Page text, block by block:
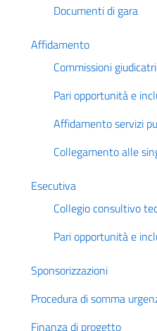
Documenti di gara
Affidamento
Commissioni
Pari opportunità e
Affidamento servizi
Collegamento alle
Esecutiva
Collegio consultivo
Pari opportunità e
Sponsorizzazioni
Procedura di somma
Finanza di progetto